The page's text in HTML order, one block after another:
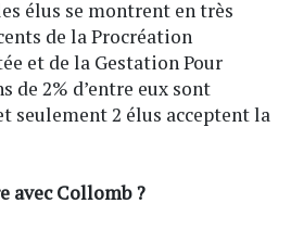
élus se montrent en très
de la Procréation
et de la Gestation Pour
de 2% d’entre eux sont
seulement 2 élus acceptent la
avec Collomb ?